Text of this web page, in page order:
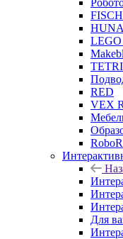
HUNA
LEGO
RED
VEX
Для